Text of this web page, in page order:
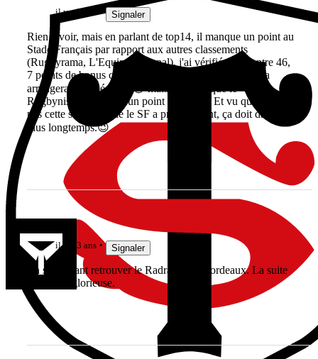
il y a 3 ans Signaler
Rien à voir, mais en parlant de top14, il manque un point au
Stade Français par rapport aux autres classements
(Rugbyrama, L'Equipe et Canal), j'ai vérifié : 45 contre 46,
7 points de bonus contre 8. Étant supporter du ST cela
arrangerait mon équipe.😁 mais je pense que le
Rugbynistere a oublié un point de bonus. Et vu que ce n'est
pas cette semaine que le SF a pris un point, ça doit dater de
plus longtemps.😉
il y a 3 ans Signaler
En souhaitant retrouver le Radradra de Bordeaux. La suite
fut moins glorieuse.